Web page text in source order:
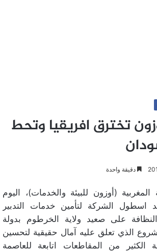
تخترق افريقيا وتحط
دقيقة واحدة
(أوزون للبيئة والخدمات)، اليوم
اسطول الشركة لتأمين خدمات التدبير
على صعيد ولاية الخرطوم بدولة
الذي تعلق عليه آمال حقيقية لتحسين
من المقاطعات اتابعة للعاصمة